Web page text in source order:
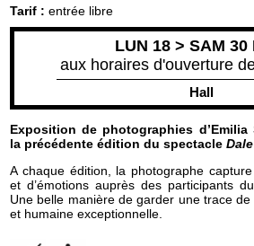
Tarif :entrée libre
LUN 18 > SAM 30
aux horaires d'ouverture
Hall
Exposition de photographies d’Emilia
la précédente édition du spectacle
A chaque édition, la photographe
et d’émotions auprès des participants
Une belle manière de garder une trace
et humaine exceptionnelle.